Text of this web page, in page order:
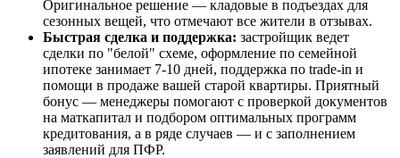
Оригинальное решение — кладовые в подъездах для
сезонных вещей, что отмечают все жители в отзывах.
Быстрая сделка и поддержка: застройщик ведет
сделки по "белой" схеме, оформление по семейной
ипотеке занимает 7-10 дней, поддержка по trade-in и
помощи в продаже вашей старой квартиры. Приятный
бонус — менеджеры помогают с проверкой документов
на маткапитал и подбором оптимальных программ
кредитования, а в ряде случаев — и с заполнением
заявлений для ПФР.